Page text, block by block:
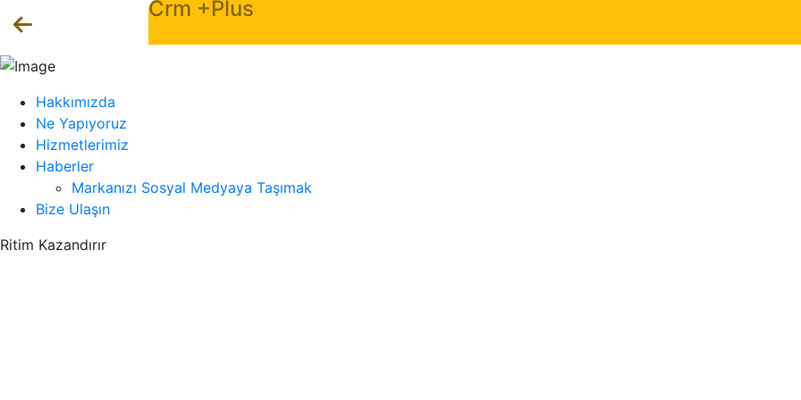
Crm +Plus
Hakkımızda
Ne Yapıyoruz
Hizmetlerimiz
Haberler
Markanızı Sosyal Medyaya Taşımak
Bize Ulaşın
Ritim Kazandırır